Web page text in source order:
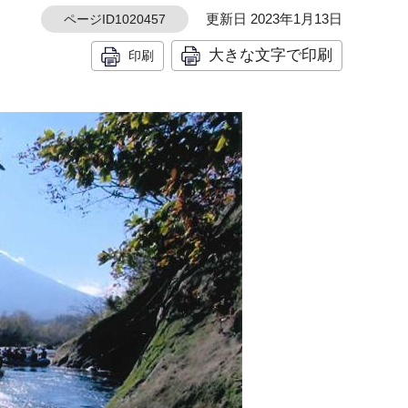
ページID1020457 更新日 2023年1月13日
印刷 大きな文字で印刷